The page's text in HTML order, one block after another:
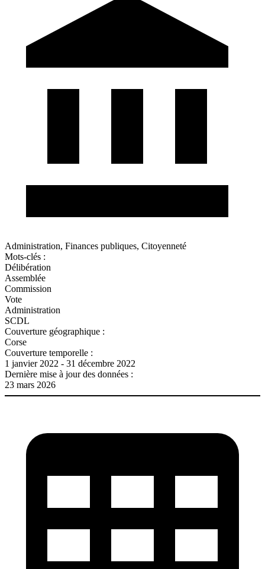
Administration, Finances publiques, Citoyenneté
Mots-clés :
Délibération
Assemblée
Commission
Vote
Administration
SCDL
Couverture géographique :
Corse
Couverture temporelle :
1 janvier 2022 - 31 décembre 2022
Dernière mise à jour des données :
23 mars 2026